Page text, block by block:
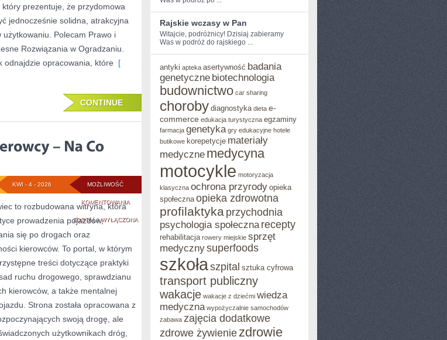
prezentuje, że przydomowa
jednocześnie solidna, atrakcyjna
użytkowaniu. Polecam Prawo i
Rozwiązania w Ogradzaniu.
odnajdzie opracowania, które [
CONTINUE
MOŻLIWOŚĆ
KOMENTOWANIAPORADNIK
KIEROWCY
DZIEŃ
ZOSTAŁA WYŁĄCZONA
KWI - 4 - 2026
to rozbudowana witryna, która
prowadzenia pojazdów,
się po drogach oraz
kierowców. To portal, w którym
treści dotyczące praktyki
ruchu drogowego, sprawdzianu
kierowców, a także mentalnej
Strona została opracowana z
swoją drogę, ale
użytkownikach dróg,
Rajskie wczasy w Pan
Witajcie, podróżnicy! Dzisiaj zabieramy
Was w podróż ‌do rajskiego ...
antyki apteka asertywność badania
genetyczne biotechnologia
budownictwo car sharing
choroby diagnostyka dieta e-
commerce edukacja turystyczna egzaminy
farmacja genetyka gry edukacyjne hotele
butikowe korepetycje materiały
medyczne medycyna
motocykle motoryzacja
klasyczna ochrona przyrody opieka
społeczna opieka zdrowotna
profilaktyka przychodnia
psychologia społeczna recepty
rehabilitacja rowery miejskie sprzęt
medycznysuperfoods
szkołaszpital sztuka cyfrowa
transport publiczny
wakacje wakacje z dziećmi wiedza
medyczna wypożyczalnie samochodów
zabawa zajęcia dodatkowe
zdrowe żywienie zdrowie